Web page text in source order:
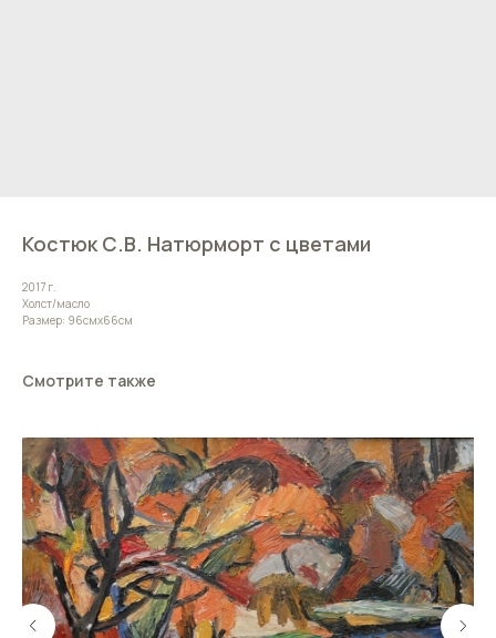
Костюк С.В. Натюрморт с цветами
2017 г.
Холст/масло
Размер: 96смх66см
Смотрите также